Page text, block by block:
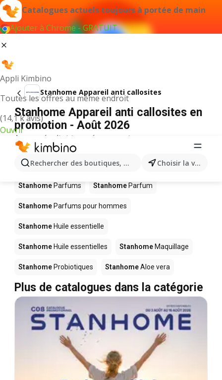
Catalogues actuels toujours à portée de main
Ajouter à Chrome - GRATUIT
Appli Kimbino
Toutes les offres au même endroit
(14,1 k avis)
Ouvrir
Rechercher des boutiques, des catégories, des Choisir la ville
Stanhome Appareil anti callosites
Stanhome Appareil anti callosites en
promotion - Août 2026
Aucun résultat trouvé pour ce terme.
D’autres produits dans les magasins
Stanhome
Stanhome Parfums Stanhome Parfum
Stanhome Parfums pour hommes
Stanhome Huile essentielle
Stanhome Huile essentielles Stanhome Maquillage
Stanhome Probiotiques StanhomeAloe vera
Plus de catalogues dans la catégorie